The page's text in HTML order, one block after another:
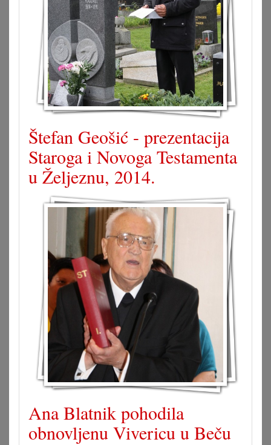
Štefan Geošić - prezentacija
Staroga i Novoga Testamenta
u Željeznu, 2014.
Ana Blatnik pohodila
obnovljenu Vivericu u Beču